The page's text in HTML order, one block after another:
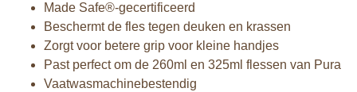
Made Safe®-gecertificeerd
Beschermt de fles tegen deuken en krassen
Zorgt voor betere grip voor kleine handjes
Past perfect om de 260ml en 325ml flessen van Pura
Vaatwasmachinebestendig